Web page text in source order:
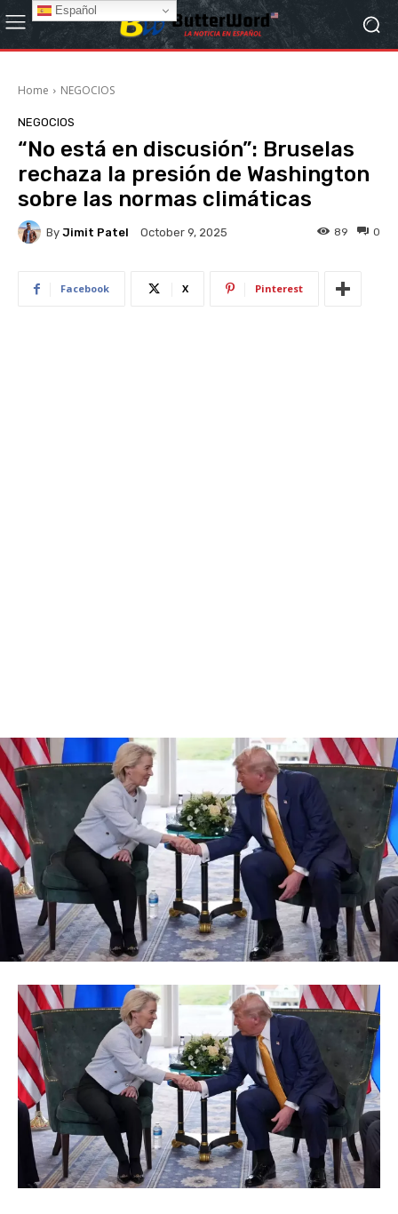
Home NEGOCIOS
NEGOCIOS
“No está en discusión”: Bruselas
rechaza la presión de Washington
sobre las normas climáticas
By Jimit Patel October 9, 2025 0
89
Facebook X Pinterest
Español